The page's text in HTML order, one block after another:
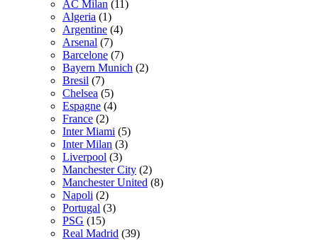
AC Milan (11)
Algeria (1)
Argentine (4)
Arsenal (7)
Barcelone (7)
Bayern Munich (2)
Bresil (7)
Chelsea (5)
Espagne (4)
France (2)
Inter Miami (5)
Inter Milan (3)
Liverpool (3)
Manchester City (2)
Manchester United (8)
Napoli (2)
Portugal (3)
PSG (15)
Real Madrid (39)